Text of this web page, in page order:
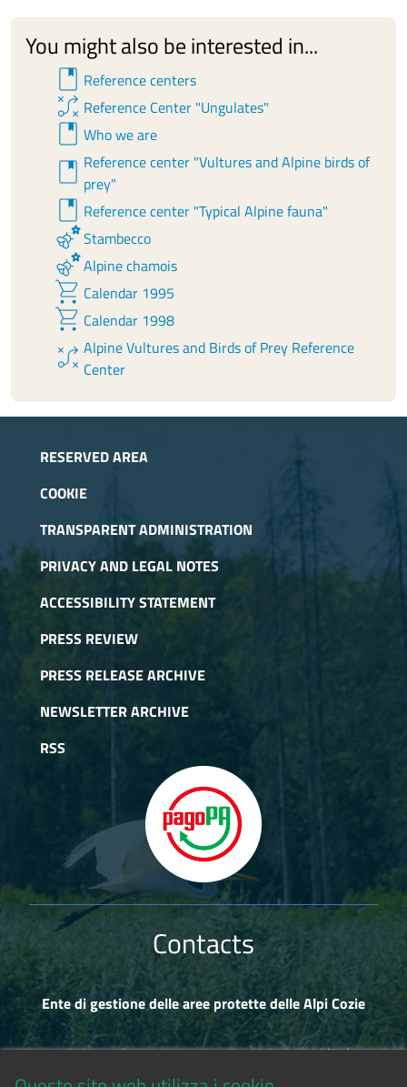
You might also be interested in...
book Reference centers
tactic Reference Center "Ungulates"
book Who we are
book Reference center "Vultures and Alpine birds of
prey"
book Reference center "Typical Alpine fauna"
emoji_natureStambecco
emoji_natureAlpine chamois
shopping_cart Calendar 1995
shopping_cart Calendar 1998
tactic Alpine Vultures and Birds of Prey Reference
Center
RESERVED AREA
COOKIE
TRANSPARENT ADMINISTRATION
PRIVACY AND LEGAL NOTES
ACCESSIBILITY STATEMENT
PRESS REVIEW
PRESS RELEASE ARCHIVE
NEWSLETTER ARCHIVE
RSS
Contacts
Ente di gestione delle aree protette delle Alpi Cozie
Via Fransuà Fontan, 1 - 10050 Salbertrand (TO)